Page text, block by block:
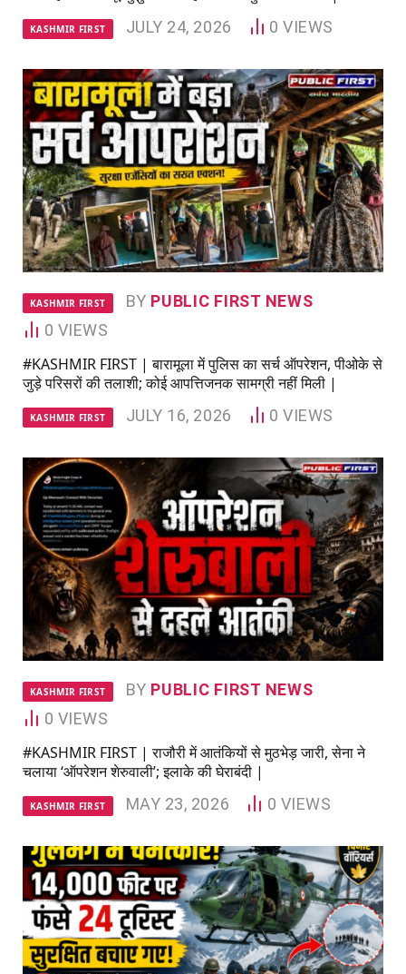
KASHMIR FIRST JULY 24, 2026 0VIEWS
KASHMIR FIRST BY PUBLIC FIRST NEWS
0 VIEWS
#KASHMIR FIRST | बारामूला में पुलिस का सर्च ऑपरेशन, पीओके से
जुड़े परिसरों की तलाशी; कोई आपत्तिजनक सामग्री नहीं मिली |
KASHMIR FIRST JULY 16, 2026 0VIEWS
KASHMIR FIRST BY PUBLIC FIRST NEWS
0 VIEWS
#KASHMIR FIRST | राजौरी में आतंकियों से मुठभेड़ जारी, सेना ने
चलाया ‘ऑपरेशन शेरुवाली’; इलाके की घेराबंदी |
KASHMIR FIRST MAY 23, 2026 0 VIEWS